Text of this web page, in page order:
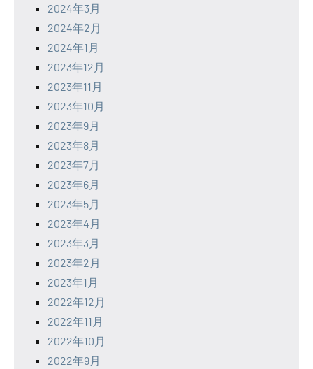
2024年3月
2024年2月
2024年1月
2023年12月
2023年11月
2023年10月
2023年9月
2023年8月
2023年7月
2023年6月
2023年5月
2023年4月
2023年3月
2023年2月
2023年1月
2022年12月
2022年11月
2022年10月
2022年9月